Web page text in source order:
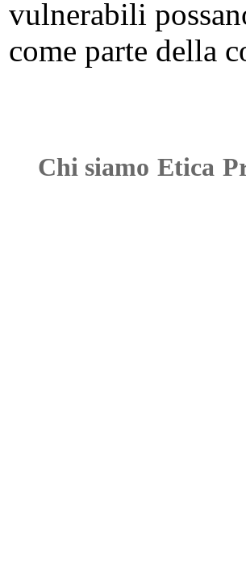
vulnerabili
come parte della
Chi siamo Etica